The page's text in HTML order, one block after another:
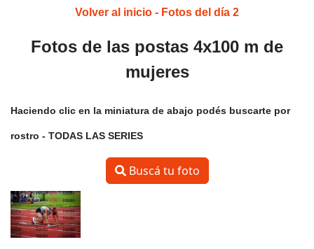
Volver al inicio - Fotos del día 2
Fotos de las postas 4x100 m de
mujeres
Haciendo clic en la miniatura de abajo podés buscarte por
rostro - TODAS LAS SERIES
Buscá tu foto